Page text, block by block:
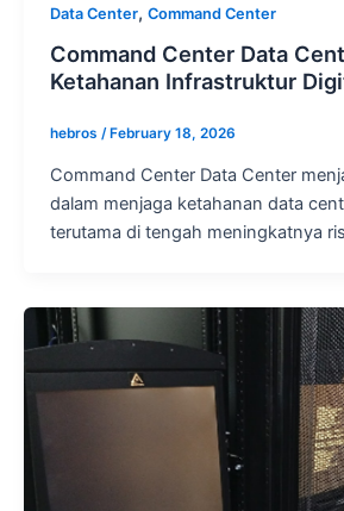
Data Center, Command Center
Command Center Data
Ketahanan Infrastruktur
hebros /February 18, 2026
Command Center Data Center
dalam menjaga ketahanan data
terutama di tengah meningkatnya